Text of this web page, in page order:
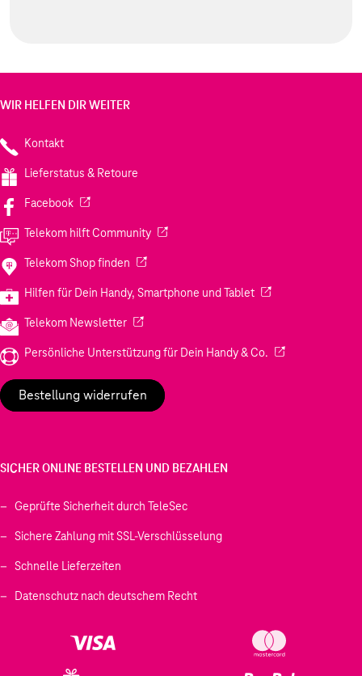
WIR HELFEN DIR WEITER
Kontakt
Lieferstatus & Retoure
Facebook(Wird in einem neuen Tab geöffnet)
Telekom hilft Community(Wird in einem neuen Tab geöffnet)
Telekom Shop finden (Wird in einem neuen Tab geöffnet)
Hilfen für Dein Handy, Smartphone und Tablet(Wird in einem
Telekom Newsletter(Wird in einem neuen Tab geöffnet)
Persönliche Unterstützung für Dein Handy & Co. (Wird in einem
Bestellung widerrufen
SICHER ONLINE BESTELLEN UND BEZAHLEN
Geprüfte Sicherheit durch TeleSec
Sichere Zahlung mit SSL-Verschlüsselung
Schnelle Lieferzeiten
Datenschutz nach deutschem Recht